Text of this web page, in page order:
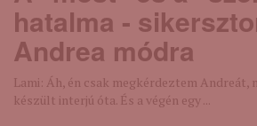
hatalma -
Andrea módra
Lami: Áh, én csak megkérdeztem
készült interjú óta. És a végén egy ...